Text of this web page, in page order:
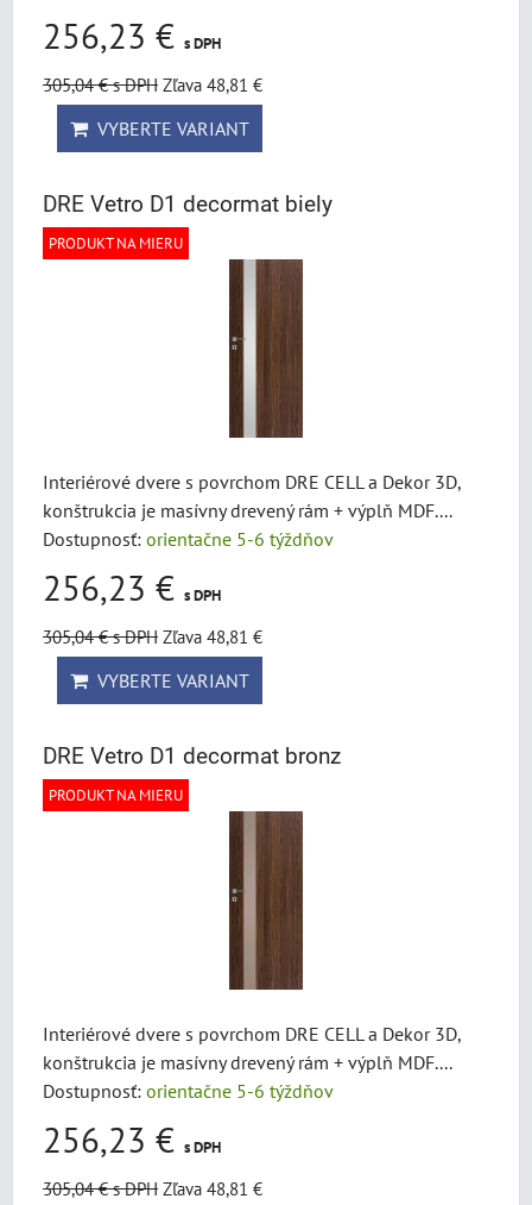
256,23 € s DPH
305,04 €s DPH Zľava 48,81 €
VYBERTE VARIANT
DRE Vetro D1 decormat biely
PRODUKT NA MIERU
Interiérové dvere s povrchom DRE CELL a Dekor 3D,
konštrukcia je masívny drevený rám + výplň MDF....
Dostupnosť: orientačne 5-6 týždňov
256,23 € s DPH
305,04 €s DPH Zľava 48,81 €
VYBERTE VARIANT
DRE Vetro D1 decormat bronz
PRODUKT NA MIERU
Interiérové dvere s povrchom DRE CELL a Dekor 3D,
konštrukcia je masívny drevený rám + výplň MDF....
Dostupnosť: orientačne 5-6 týždňov
256,23 € s DPH
305,04 €s DPH Zľava 48,81 €